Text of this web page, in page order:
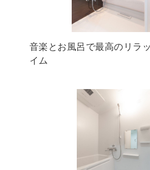
音楽とお風呂で最高のリラ
イム